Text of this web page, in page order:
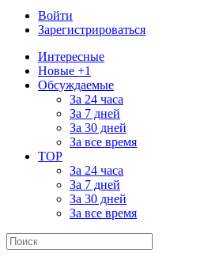
Войти
Зарегистрироваться
Интересные
Новые +1
Обсуждаемые
За 24 часа
За 7 дней
За 30 дней
За все время
TOP
За 24 часа
За 7 дней
За 30 дней
За все время